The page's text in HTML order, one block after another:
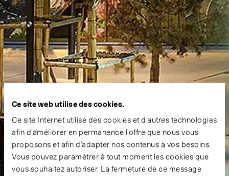
Ce site web utilise des cookies.
Ce site Internet utilise des cookies et d’autres technologies
afin d’améliorer en permanence l’offre que nous vous
proposons et afin d’adapter nos contenus à vos besoins.
Vous pouvez paramétrer à tout moment les cookies que
vous souhaitez autoriser. La fermeture de ce message